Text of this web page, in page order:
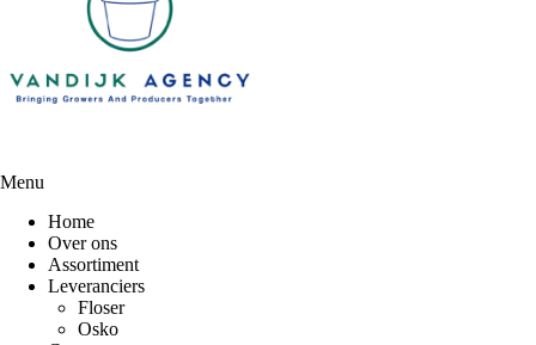
Menu
Home
Over ons
Assortiment
Leveranciers
Floser
Osko